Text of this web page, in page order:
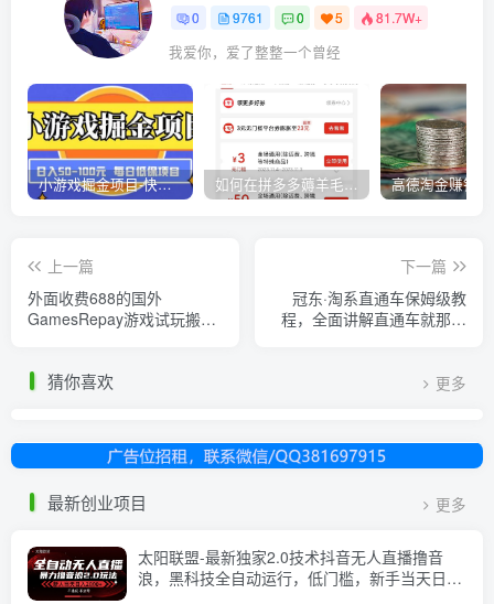
0 9761 0 5 81.7W+
我爱你，爱了整整一个曾经
小游戏掘金项目-快手商业养机教程（小游戏养机） 如何在拼多多薅羊毛，教你撸品台无门槛优惠券，一单利润50-300！
上一篇
外面收费688的国外
GamesRepay游戏试玩搬砖
程】
下一篇
冠东·淘系直通车保姆级教
程，全面讲解直通车就那么
猜你喜欢 更多
最新创业项目 更多
太阳联盟-最新独家2.0技术抖音无人直播撸音
浪，黑科技全自动运行，低门槛，新手当天日入